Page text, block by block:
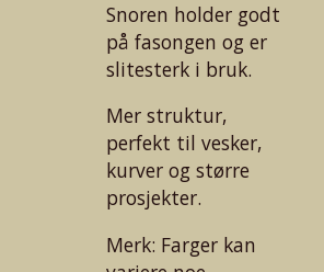
Snoren holder godt
på fasongen og er
slitesterk i bruk.
Mer struktur,
perfekt til vesker,
kurver og større
prosjekter.
Merk: Farger kan